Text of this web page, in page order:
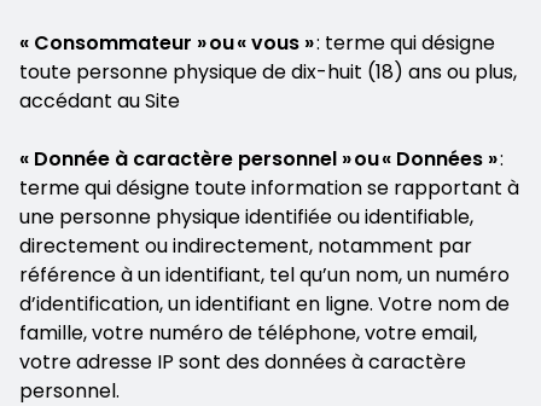
« Consommateur » ou « vous »: terme qui désigne
toute personne physique de dix-huit (18) ans ou plus,
accédant au Site
« Donnée à caractère personnel » ou « Données »:
terme qui désigne toute information se rapportant à
une personne physique identifiée ou identifiable,
directement ou indirectement, notamment par
référence à un identifiant, tel qu’un nom, un numéro
d’identification, un identifiant en ligne. Votre nom de
famille, votre numéro de téléphone, votre email,
votre adresse IP sont des données à caractère
personnel.